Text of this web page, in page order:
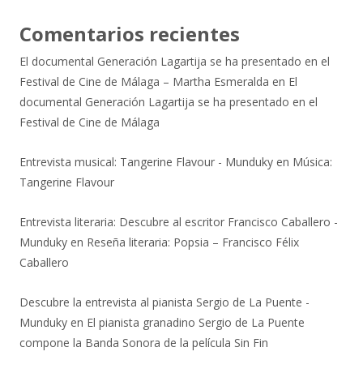
Comentarios recientes
El documental Generación Lagartija se ha presentado en el
Festival de Cine de Málaga – Martha Esmeralda en El
documental Generación Lagartija se ha presentado en el
Festival de Cine de Málaga
Entrevista musical: Tangerine Flavour - Munduky en Música:
Tangerine Flavour
Entrevista literaria: Descubre al escritor Francisco Caballero -
Munduky en Reseña literaria: Popsia – Francisco Félix
Caballero
Descubre la entrevista al pianista Sergio de La Puente -
Munduky en El pianista granadino Sergio de La Puente
compone la Banda Sonora de la película Sin Fin